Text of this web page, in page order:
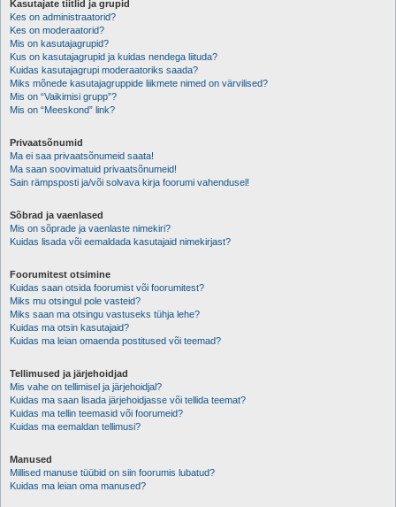
Kasutajate tiitlid ja grupid
Kes on administraatorid?
Kes on moderaatorid?
Mis on kasutajagrupid?
Kus on kasutajagrupid ja kuidas nendega liituda?
Kuidas kasutajagrupi moderaatoriks saada?
Miks mõnede kasutajagruppide liikmete nimed on värvilised?
Mis on “Vaikimisi grupp”?
Mis on “Meeskond” link?
Privaatsõnumid
Ma ei saa privaatsõnumeid saata!
Ma saan soovimatuid privaatsõnumeid!
Sain rämpsposti ja/või solvava kirja foorumi vahendusel!
Sõbrad ja vaenlased
Mis on sõprade ja vaenlaste nimekiri?
Kuidas lisada või eemaldada kasutajaid nimekirjast?
Foorumitest otsimine
Kuidas saan otsida foorumist või foorumitest?
Miks mu otsingul pole vasteid?
Miks saan ma otsingu vastuseks tühja lehe?
Kuidas ma otsin kasutajaid?
Kuidas ma leian omaenda postitused või teemad?
Tellimused ja järjehoidjad
Mis vahe on tellimisel ja järjehoidjal?
Kuidas ma saan lisada järjehoidjasse või tellida teemat?
Kuidas ma tellin teemasid või foorumeid?
Kuidas ma eemaldan tellimusi?
Manused
Millised manuse tüübid on siin foorumis lubatud?
Kuidas ma leian oma manused?